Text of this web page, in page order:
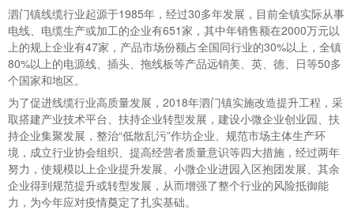
泗门镇线缆行业起源于1985年，经过30多年发展，目前全镇实际从事
电线、电缆生产或加工的企业有651家，其中年销售额在2000万元以
上的规上企业有47家，产品市场份额占全国同行业的30%以上，全镇
80%以上的电源线、插头、拖线板等产品远销美、英、德、日等50多
个国家和地区。
为了促进线缆行业高质量发展，2018年泗门镇实施改造提升工程，采
取搭建产业技术平台、扶持企业转型发展，建设小微企业创业园、扶
持企业集聚发展，整治“低散乱污”作坊企业、规范市场主体生产环
境，成立行业协会组织、提高经营者质量意识等四大措施，经过两年
努力，使规模以上企业提升发展、小微企业进园入区抱团发展、其余
企业得到规范提升或转型发展，从而增强了整个行业的风险抵御能
力，为今年应对疫情奠定了扎实基础。